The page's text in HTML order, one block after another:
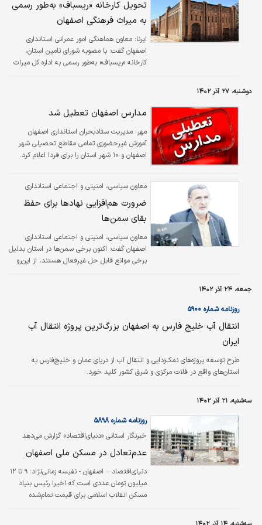
تحویل کارخانه «ریسباف» به‌طور رسمی
به میراث فرهنگی اصفهان
ایرنا: معاون هماهنگی امور عمرانی استانداری
اصفهان گفت: با مصوبه شورای تامین استان،
کارخانه «ریسباف» به‌طور رسمی به اداره کل میراث
استانداری اصفهان، مهران زینلیان افزود: این
کارخانه به‌طور رسمی به اداره کل میراث فرهنگی
استان تحویل شد تا با مشارکت بخش‌‌‌های عمومی
و خصوصی نسبت به مرمت، نگهداری و بهره‌‌‌برداری
موزه منطقه اصفهان در این کارخانه اقدام شود.
دوشنبه، ۲۷ آذر ۱۴۰۲
مدارس اصفهان تعطیل شد
مهر: مدیریت ستادبحران استانداری اصفهان
آموزش غیرحضوری تمامی مقاطع تحصیلی شهر
اصفهان و ۱۰ شهر استان را برای فردا اعلام کرد.
معاون سیاسی، امنیتی و اجتماعی استانداری
اصفهان مطرح کرد:
ضرورت هم‌افزایی نهادها برای حفظ
بقای سمن‌ها
معاون سیاسی، امنیتی و اجتماعی استانداری
اصفهان گفت: اکنون برخی سمن‌ها در استان بدلیل
برخی موانع قابل حل غیرفعال هستند، از این‌رو
جمعه، ۲۴ آذر ۱۴۰۲
روزنامه شماره ۵۹۰۰
انتقال آب خلیج فارس به اصفهان بزرگ‌ترین پروژه انتقال آب
ایران
طرح توسعه پروژه‌های نمک‌‌‌زدایی و انتقال آب از دریای عمان و خلیج‌‌‌فارس به
استان‌‌‌های واقع در فلات مرکزی و شرق کشور کلید خورد.
سه‌شنبه، ۲۱ آذر ۱۴۰۲
خبرنگار استانی «دنیای‌اقتصاد» گزارش می‌دهد
روزنامه شماره ۵۸۹۸
عدم‌تعادل در مسکن ملی اصفهان
دنیای‌اقتصاد – اصفهان - نفیسه زمانی‌‌‌نژاد:
۹ تا ۱۲
میلیون تومان عددی است که اخیرا رئیس بنیاد
مسکن انقلاب اسلامی برای قیمت تمام‌‌‌شده